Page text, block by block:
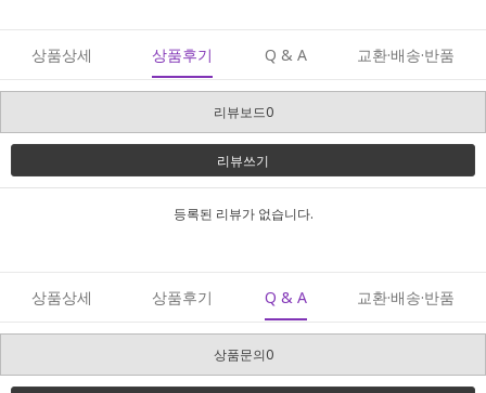
상품상세 상품후기 Q & A 교환·배송·반품
리뷰보드0
리뷰쓰기
등록된 리뷰가 없습니다.
상품상세 상품후기 Q & A 교환·배송·반품
상품문의0